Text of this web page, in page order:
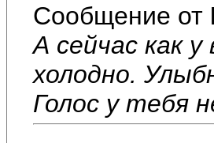
Сообщение от
А сейчас как
холодно.
Голос у тебя